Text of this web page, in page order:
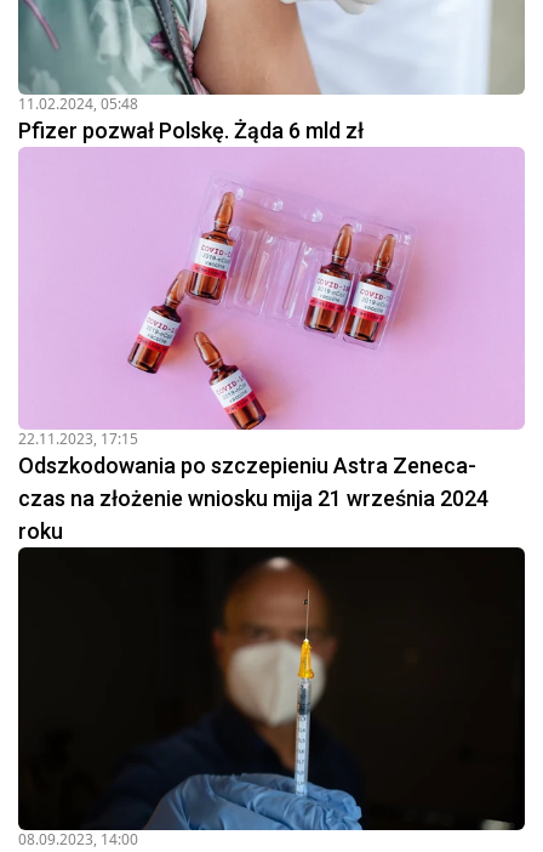
11.02.2024, 05:48
Pfizer pozwał Polskę. Żąda 6 mld zł
22.11.2023, 17:15
Odszkodowania po szczepieniu Astra Zeneca-
czas na złożenie wniosku mija 21 września 2024
roku
08.09.2023, 14:00